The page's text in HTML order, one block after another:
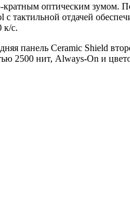
оптическим зумом.
тактильной отдачей
к/с.
панель Ceramic Shield
2500 нит, Always-On и